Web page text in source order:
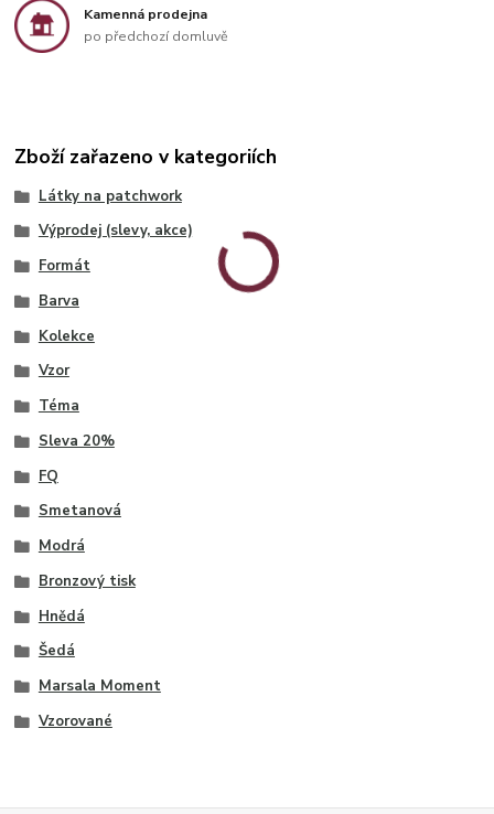
Kamenná prodejna
po předchozí domluvě
Zboží zařazeno v kategoriích
Látky na patchwork
Výprodej (slevy, akce)
Formát
Barva
Kolekce
Vzor
Téma
Sleva 20%
FQ
Smetanová
Modrá
Bronzový tisk
Hnědá
Šedá
Marsala Moment
Vzorované